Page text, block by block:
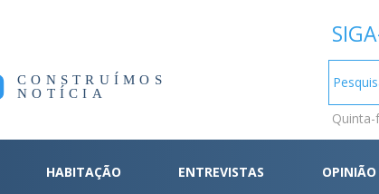
CONSTRUÍMOS
NOTÍCIA
HABITAÇÃO ENTREVISTAS OPINIÃO